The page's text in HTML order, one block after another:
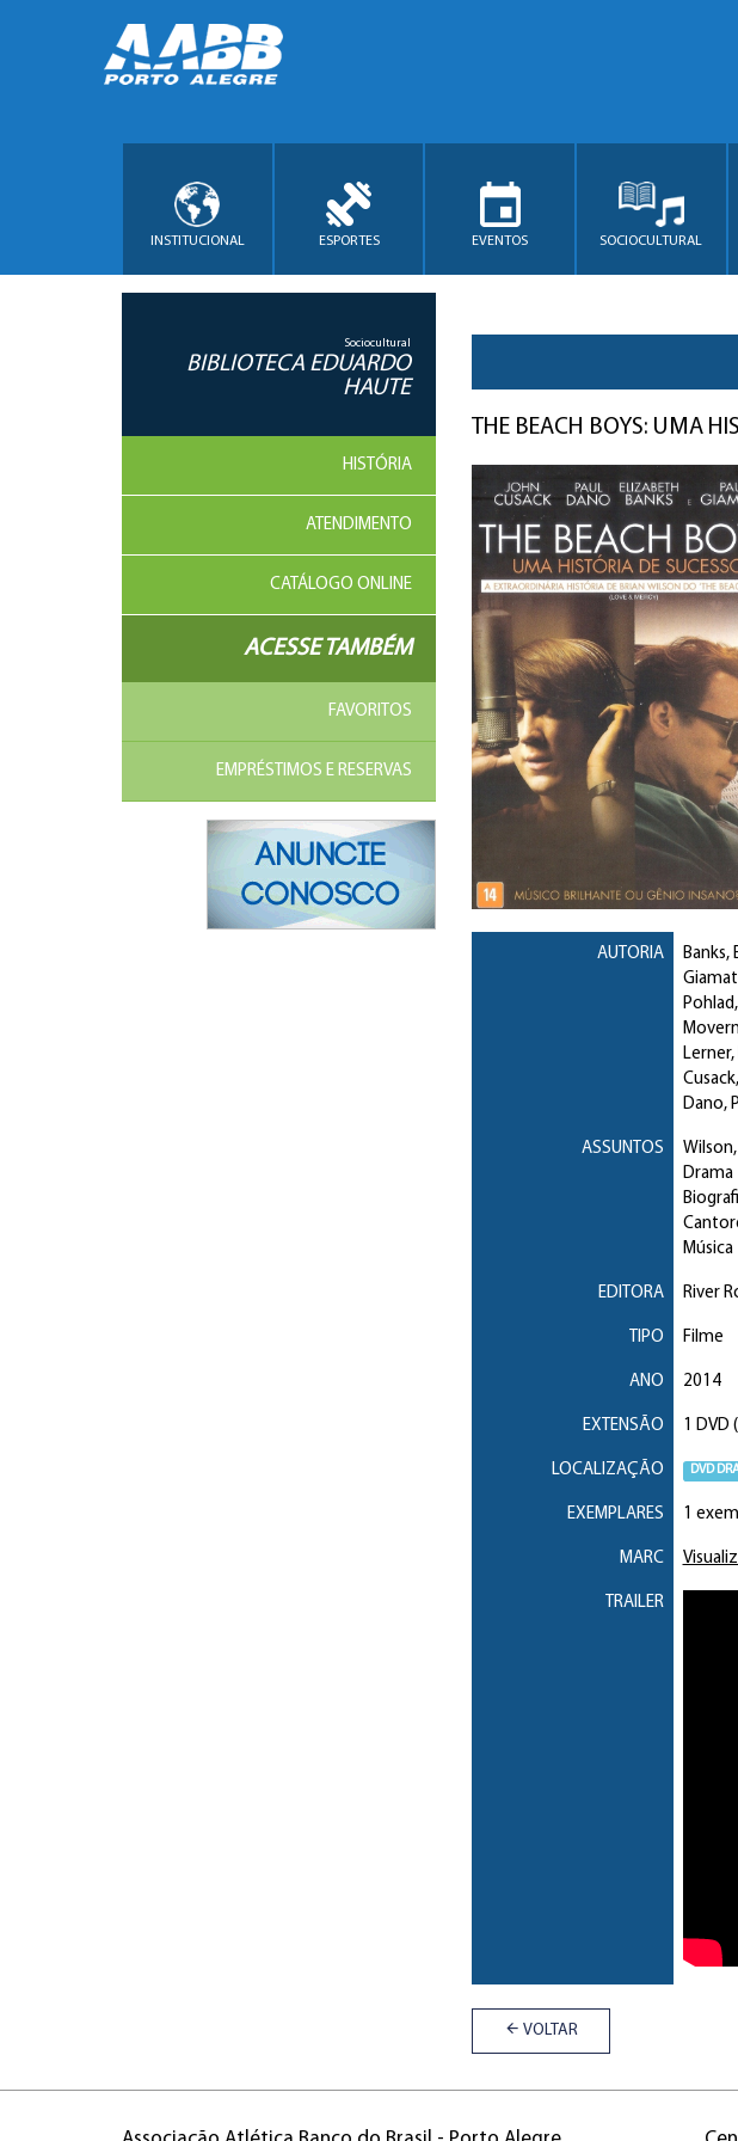
INSTITUCIONAL ESPORTES EVENTOS SOCIOCULTURAL
Sociocultural
BIBLIOTECA EDUARDO
HAUTE
HISTÓRIA
ATENDIMENTO
CATÁLOGO ONLINE
ACESSE TAMBÉM
FAVORITOS
EMPRÉSTIMOS E RESERVAS
THE BEACH BOYS: UMA
AUTORIA Banks,
Pohlad,
Dano,
ASSUNTOS
Drama
Música
EDITORA River
TIPO Filme
ANO 2014
EXTENSÃO 1 DVD
LOCALIZAÇÃO DVD
EXEMPLARES 1
MARC
TRAILER
VOLTAR